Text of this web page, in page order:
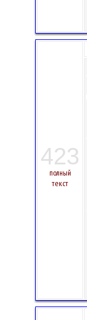
423
полный
текст